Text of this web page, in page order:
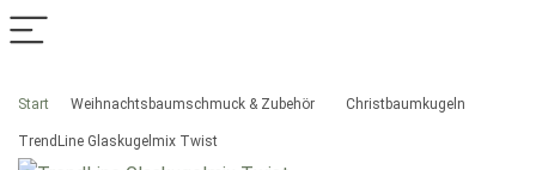
Start Weihnachtsbaumschmuck & Zubehör Christbaumkugeln
TrendLine Glaskugelmix Twist